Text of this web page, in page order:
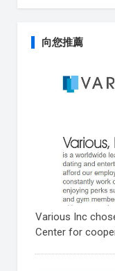
向您推薦
Various Inc
Center for